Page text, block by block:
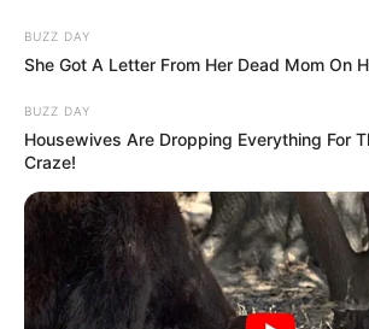
BUZZ DAY
She Got A Letter From Her Dead Mom On
BUZZ DAY
Housewives Are Dropping Everything For
Craze!